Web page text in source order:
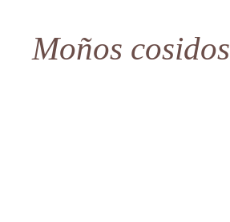
Moños cosidos